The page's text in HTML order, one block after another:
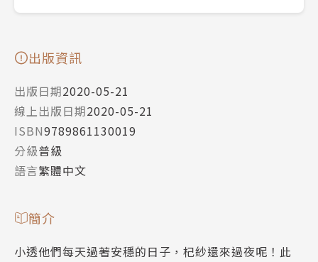
出版資訊
出版日期2020-05-21
線上出版日期2020-05-21
ISBN9789861130019
分級普級
語言繁體中文
簡介
小透他們每天過著安穩的日子，杞紗還來過夜呢！此